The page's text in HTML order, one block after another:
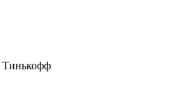
Тинькофф